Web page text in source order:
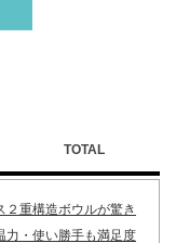
TOTAL
２重構造ボウルが驚き
力・使い勝手も満足度